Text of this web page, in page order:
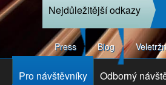
Nejdůležitější odkazy
Press Blog
Pro návštěvníky Odborný